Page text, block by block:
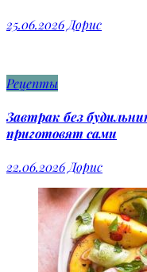
25.06.2026 Дорис
Рецепты
Завтрак без
приготовят сами
22.06.2026Дорис